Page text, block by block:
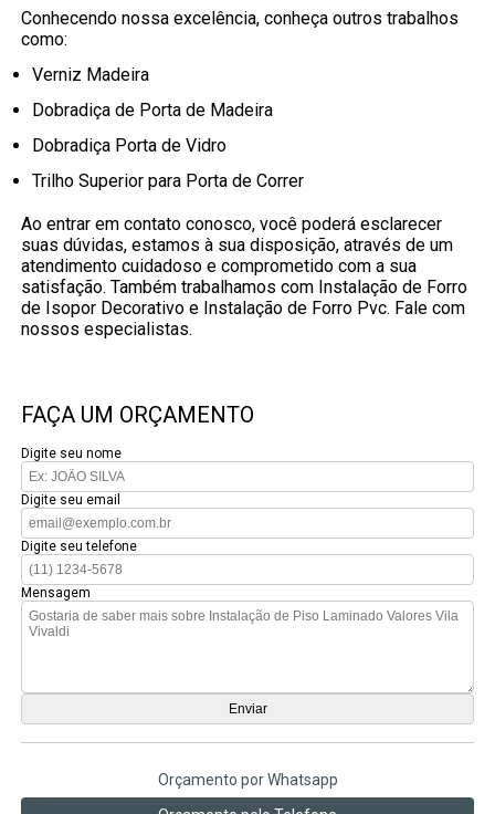
Conhecendo nossa excelência, conheça outros trabalhos
como:
Verniz Madeira
Dobradiça de Porta de Madeira
Dobradiça Porta de Vidro
Trilho Superior para Porta de Correr
Ao entrar em contato conosco, você poderá esclarecer
suas dúvidas, estamos à sua disposição, através de um
atendimento cuidadoso e comprometido com a sua
satisfação. Também trabalhamos com Instalação de Forro
de Isopor Decorativo e Instalação de Forro Pvc. Fale com
nossos especialistas.
FAÇA UM ORÇAMENTO
Digite seu nome
Digite seu email
Digite seu telefone
Mensagem
Orçamento por Whatsapp